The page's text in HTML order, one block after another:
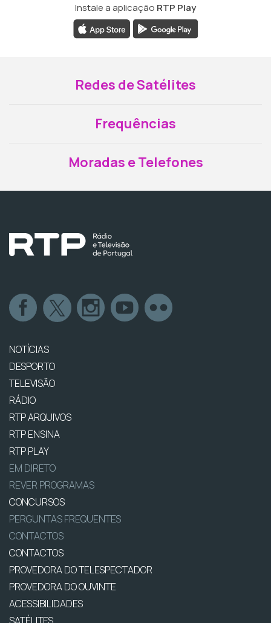
Instale a aplicação RTP Play
Redes de Satélites
Frequências
Moradas e Telefones
NOTÍCIAS
DESPORTO
TELEVISÃO
RÁDIO
RTP ARQUIVOS
RTP ENSINA
RTP PLAY
EM DIRETO
REVER PROGRAMAS
CONCURSOS
PERGUNTAS FREQUENTES
CONTACTOS
CONTACTOS
PROVEDORA DO TELESPECTADOR
PROVEDORA DO OUVINTE
ACESSIBILIDADES